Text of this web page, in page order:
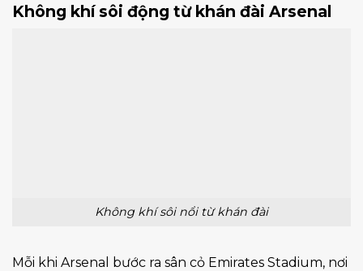
Không khí sôi động từ khán đài Arsenal
Không khí sôi nổi từ khán đài
Mỗi khi Arsenal bước ra sân cỏ Emirates Stadium, nơi